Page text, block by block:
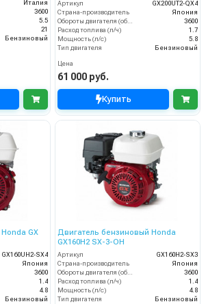
Италия
3600
5.5
21
Бензиновый
Артикул
GX200UT2-QX4
Страна-производитель
Япония
3600
Расход топлива (л/ч)
1.7
Мощность (л/с)
5.8
Тип двигателя
Бензиновый
Цена
61 000 руб.
Купить
GX
GX160UH2-SX4
Япония
3600
1.4
4.8
Бензиновый
Двигатель бензиновый Honda
GX160H2 SX-3-OH
Артикул
GX160H2-SX3
Страна-производитель
Япония
Обороты двигателя (об/мин)
3600
Расход топлива (л/ч)
1.4
Мощность (л/с)
4.8
Тип двигателя
Бензиновый